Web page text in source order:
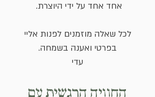
אחד אחד על ידי היוצרת.
לכל שאלה מוזמנים לפנות אליי
בפרטי ואענה בשמחה.
עדי
החוויה הרגשית עם